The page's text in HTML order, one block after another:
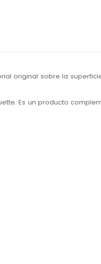
original sobre la
Es un producto